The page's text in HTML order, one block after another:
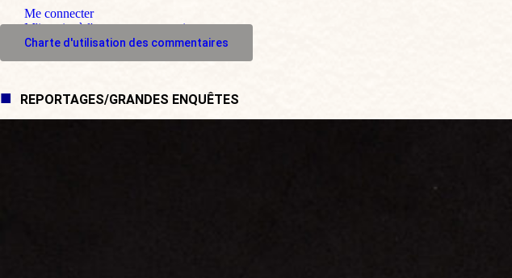
Me connecter
M'inscrire à l'espace commentaire
Charte d'utilisation des commentaires
REPORTAGES/GRANDES ENQUÊTES